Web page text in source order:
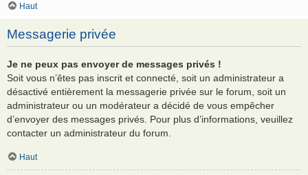
Haut
Messagerie privée
Je ne peux pas envoyer de messages privés !
Soit vous n’êtes pas inscrit et connecté, soit un administrateur a
désactivé entièrement la messagerie privée sur le forum, soit un
administrateur ou un modérateur a décidé de vous empêcher
d’envoyer des messages privés. Pour plus d’informations, veuillez
contacter un administrateur du forum.
Haut